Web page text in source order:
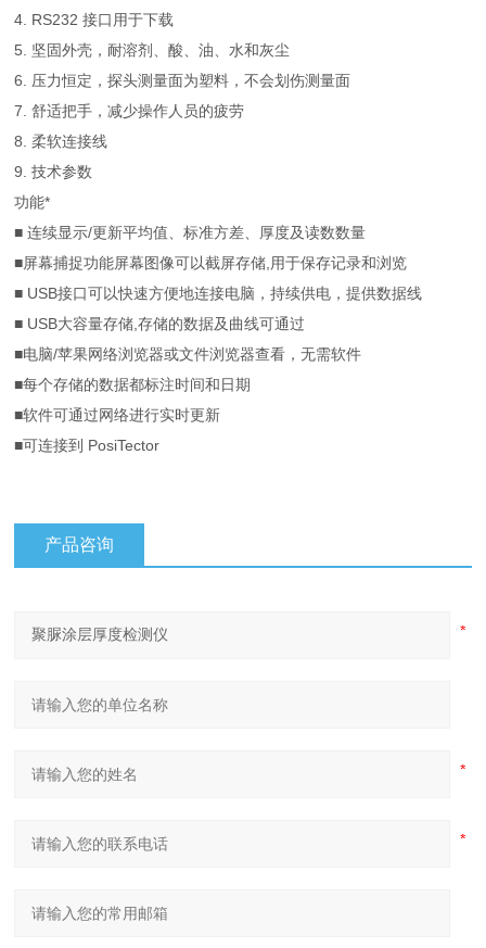
4. RS232 接口用于下载
5. 坚固外壳，耐溶剂、酸、油、水和灰尘
6. 压力恒定，探头测量面为塑料，不会划伤测量面
7. 舒适把手，减少操作人员的疲劳
8. 柔软连接线
9. 技术参数
功能*
■ 连续显示/更新平均值、标准方差、厚度及读数数量
■屏幕捕捉功能屏幕图像可以截屏存储,用于保存记录和浏览
■ USB接口可以快速方便地连接电脑，持续供电，提供数据线
■ USB大容量存储,存储的数据及曲线可通过
■电脑/苹果网络浏览器或文件浏览器查看，无需软件
■每个存储的数据都标注时间和日期
■软件可通过网络进行实时更新
■可连接到 PosiTector
产品咨询